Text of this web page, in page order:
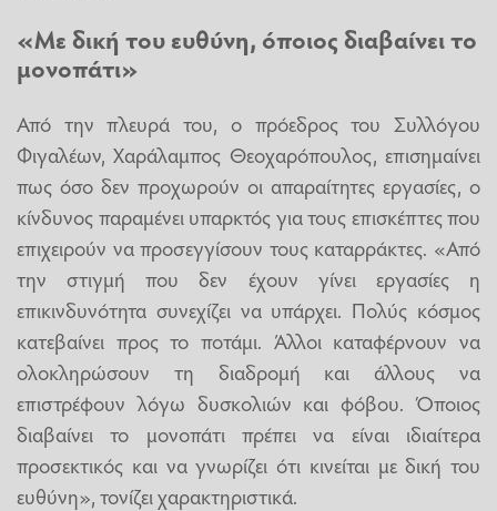
«Με δική του ευθύνη, όποιος διαβαίνει το
μονοπάτι»
Από την πλευρά του, ο πρόεδρος του Συλλόγου
Φιγαλέων, Χαράλαμπος Θεοχαρόπουλος, επισημαίνει
πως όσο δεν προχωρούν οι απαραίτητες εργασίες, ο
κίνδυνος παραμένει υπαρκτός για τους επισκέπτες που
επιχειρούν να προσεγγίσουν τους καταρράκτες. «Από
την στιγμή που δεν έχουν γίνει εργασίες η
επικινδυνότητα συνεχίζει να υπάρχει. Πολύς κόσμος
κατεβαίνει προς το ποτάμι. Άλλοι καταφέρνουν να
ολοκληρώσουν τη διαδρομή και άλλους να
επιστρέφουν λόγω δυσκολιών και φόβου. Όποιος
διαβαίνει το μονοπάτι πρέπει να είναι ιδιαίτερα
προσεκτικός και να γνωρίζει ότι κινείται με δική του
ευθύνη», τονίζει χαρακτηριστικά.